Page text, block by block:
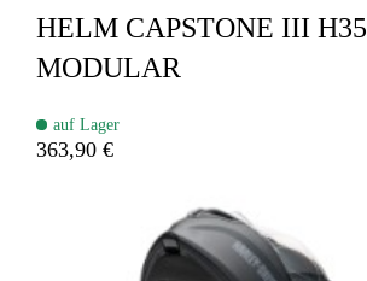
HELM CAPSTONE III H35
MODULAR
auf Lager
363,90 €